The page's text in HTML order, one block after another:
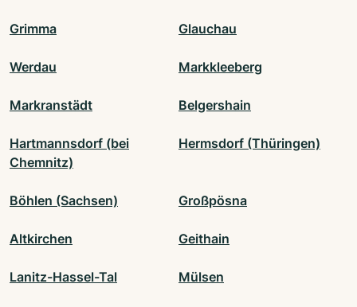
Grimma Glauchau
Werdau Markkleeberg
Markranstädt Belgershain
Hartmannsdorf (bei
Chemnitz)
Hermsdorf (Thüringen)
Böhlen (Sachsen) Großpösna
Altkirchen Geithain
Lanitz-Hassel-Tal Mülsen